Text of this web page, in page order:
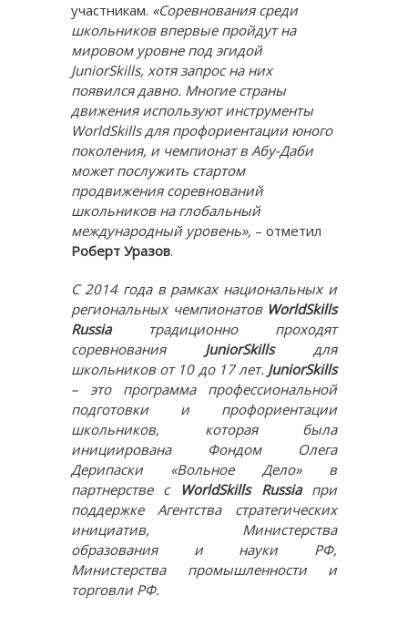
участникам. «Соревнования среди
школьников впервые пройдут на
мировом уровне под эгидой
JuniorSkills, хотя запрос на них
появился давно. Многие страны
движения используют инструменты
WorldSkillsдля профориентации юного
поколения, и чемпионат в Абу-Даби
может послужить стартом
продвижения соревнований
школьников на глобальный
международный уровень», – отметил
Роберт Уразов.
С 2014 года в рамках национальных и
региональных чемпионатов WorldSkills
Russia
традиционно проходят
соревнования
JuniorSkills
для
школьников от 10 до 17 лет. JuniorSkills
– это программа профессиональной
подготовки и профориентации
школьников, которая была
инициирована Фондом Олега
Дерипаски «Вольное Дело» в
партнерстве с
WorldSkills Russia
при
поддержке Агентства стратегических
инициатив, Министерства
образования и науки РФ,
Министерства промышленности и
торговли РФ.